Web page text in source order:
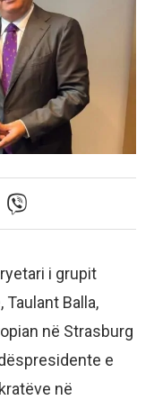
i grupit
Balla,
në Strasburg
e
në